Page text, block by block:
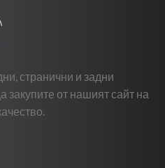
странични и задни
закупите от нашият сайт на